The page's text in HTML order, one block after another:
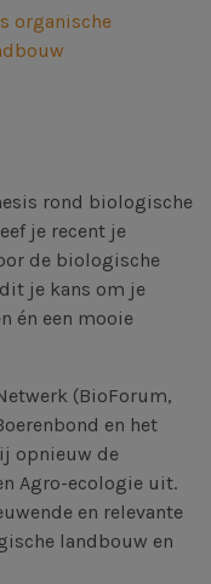
organische
rond biologische
je recent je
de biologische
je kans om je
én een mooie
(BioForum,
en het
opnieuw de
Agro-ecologie uit.
en relevante
landbouw en